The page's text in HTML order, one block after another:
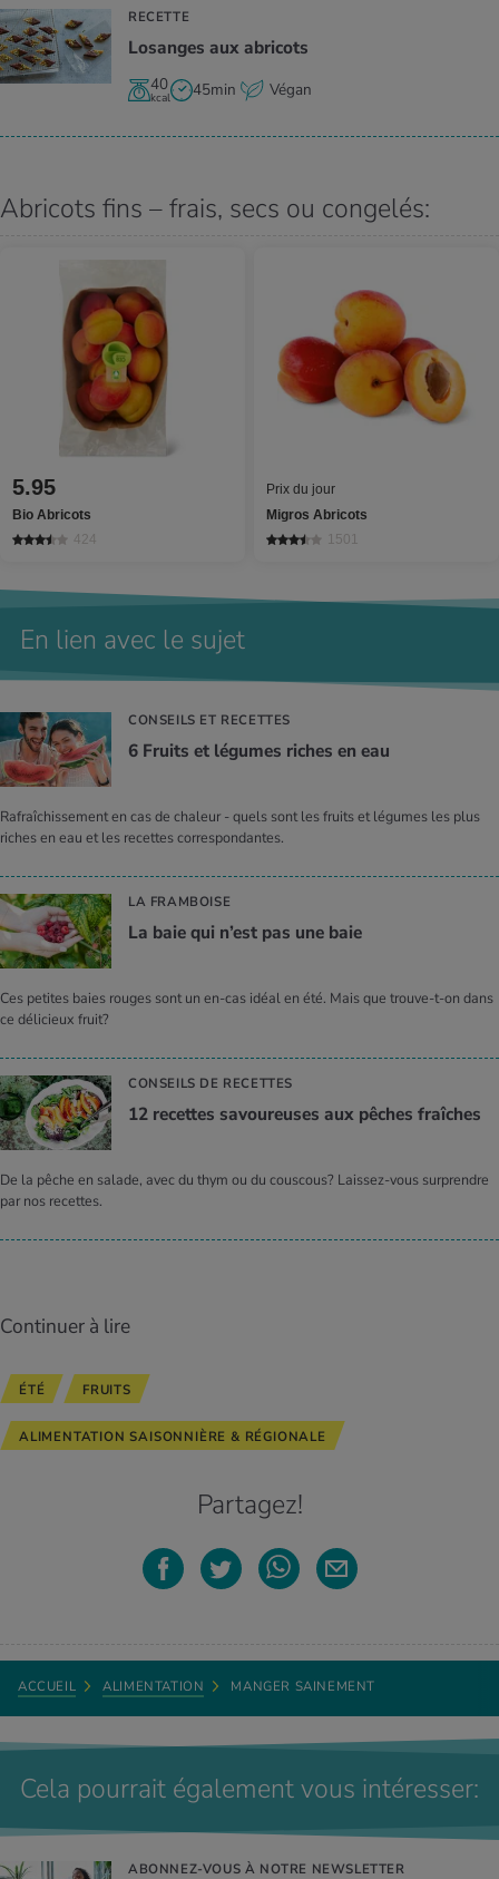
RECETTE
Losanges aux abri­cots
40
kcal 45min Végan
Abricots fins – frais, secs ou congelés:
5.95
Bio Abricots
424
Prix du jour
Migros Abricots
1501
En lien avec le sujet
CONSEILS ET RECETTES
6 Fruits et légumes riches en eau
Rafraîchissement en cas de chaleur - quels sont les fruits et légumes les plus
riches en eau et les recettes correspondantes.
LA FRAMBOISE
La baie qui n’est pas une baie
Ces petites baies rouges sont un en-cas idéal en été. Mais que trouve-t-on dans
ce délicieux fruit?
CONSEILS DE RECETTES
12 recettes savou­reuses aux pêches fraîches
De la pêche en salade, avec du thym ou du couscous? Laissez-vous surprendre
par nos recettes.
Continuer à lire
ÉTÉ FRUITS
ALIMENTATION SAISONNIÈRE & RÉGIONALE
Partagez!
ACCUEIL ALIMENTATION MANGER SAINEMENT
Cela pourrait également vous intéresser:
ABONNEZ-VOUS À NOTRE NEWSLETTER